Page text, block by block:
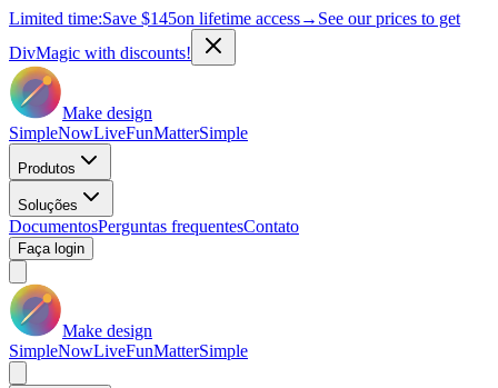
Limited time:Save $145on lifetime access→ See our prices to get
DivMagic with discounts!
Make design
SimpleNowLiveFunMatterSimple
Produtos
Soluções
DocumentosPerguntas frequentesContato
Faça login
Make design
SimpleNowLiveFunMatterSimple